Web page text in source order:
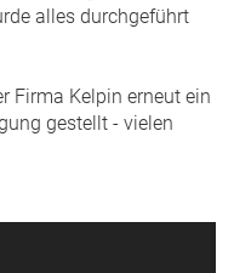
alles durchgeführt
Firma Kelpin erneut ein
gestellt - vielen